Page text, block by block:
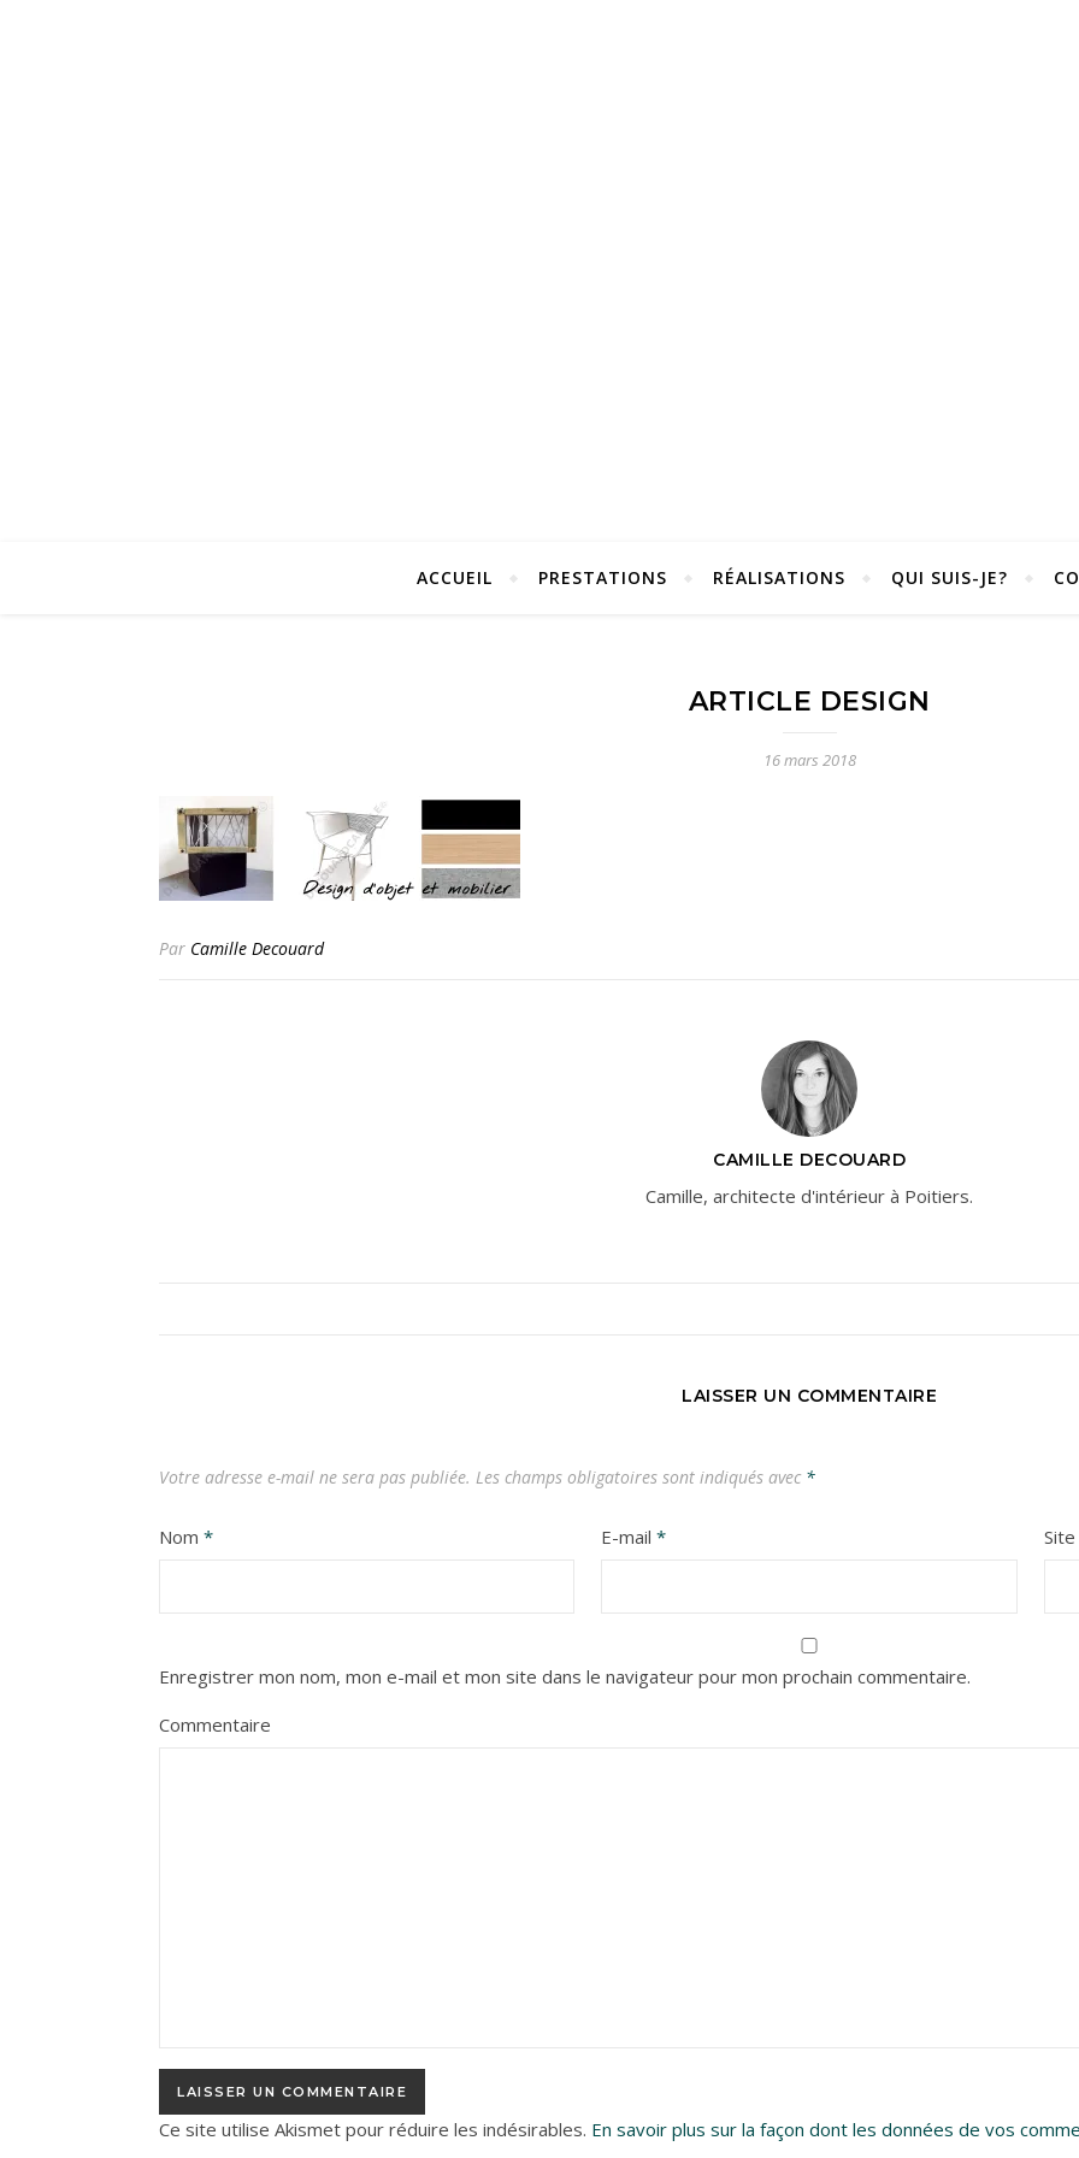
ACCUEIL PRESTATIONS RÉALISATIONS QUI SUIS-JE?
ARTICLE DESIGN
16 mars 2018
Par Camille Decouard
CAMILLE DECOUARD
Camille, architecte d'intérieur à Poitiers.
LAISSER UN COMMENTAIRE
Votre adresse e-mail ne sera pas publiée. Les champs obligatoires sont indiqués avec *
Nom * E-mail*
Enregistrer mon nom, mon e-mail et mon site dans le navigateur pour mon prochain commentaire.
Commentaire
Ce site utilise Akismet pour réduire les indésirables. En savoir plus sur la façon dont les données de vos